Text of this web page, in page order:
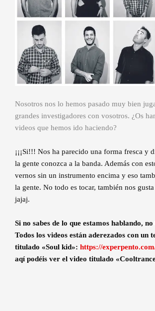
Nosotros nos lo hemos pasado muy bien
grandes investigadores con vosotros. ¿Os
videos que hemos ido haciendo?
¡¡¡Si!!! Nos ha parecido una forma fresca y
la gente conozca a la banda. Además con
vernos sin un instrumento encima y eso
la gente. No todo es tocar, también nos
jajaj.
Si no sabes de lo que estamos hablando,
Todos los videos están aderezados con un
titulado «Soul kid»: https://
aqí podéis ver el video titulado